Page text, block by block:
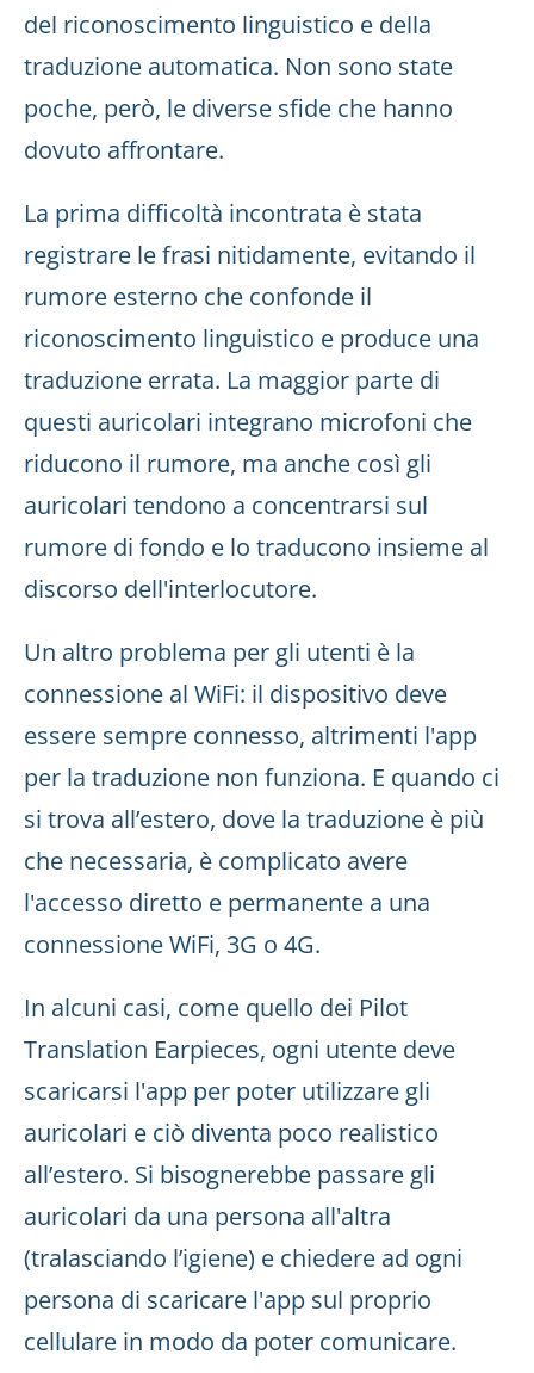
del riconoscimento linguistico e della
traduzione automatica. Non sono state
poche, però, le diverse sfide che hanno
dovuto affrontare.
La prima difficoltà incontrata è stata
registrare le frasi nitidamente, evitando il
rumore esterno che confonde il
riconoscimento linguistico e produce una
traduzione errata. La maggior parte di
questi auricolari integrano microfoni che
riducono il rumore, ma anche così gli
auricolari tendono a concentrarsi sul
rumore di fondo e lo traducono insieme al
discorso dell'interlocutore.
Un altro problema per gli utenti è la
connessione al WiFi: il dispositivo deve
essere sempre connesso, altrimenti l'app
per la traduzione non funziona. E quando ci
si trova all’estero, dove la traduzione è più
che necessaria, è complicato avere
l'accesso diretto e permanente a una
connessione WiFi, 3G o 4G.
In alcuni casi, come quello dei Pilot
Translation Earpieces, ogni utente deve
scaricarsi l'app per poter utilizzare gli
auricolari e ciò diventa poco realistico
all’estero. Si bisognerebbe passare gli
auricolari da una persona all'altra
(tralasciando l’igiene) e chiedere ad ogni
persona di scaricare l'app sul proprio
cellulare in modo da poter comunicare.